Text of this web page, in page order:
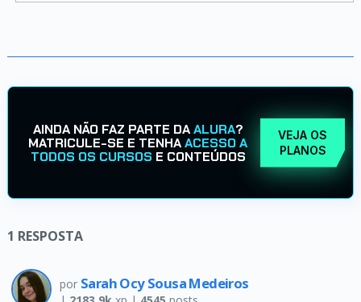
AINDA NÃO FAZ PARTE DAALURA?
MATRICULE-SE E TENHAACESSO A
TODOS OS CURSOS E CONTEÚDOS
VEJA OS
PLANOS
1 RESPOSTA
por Sarah Ocy Sousa Medeiros